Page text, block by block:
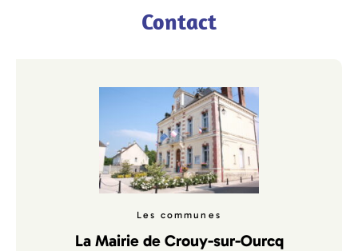
Contact
Les communes
La Mairie de Crouy-sur-Ourcq